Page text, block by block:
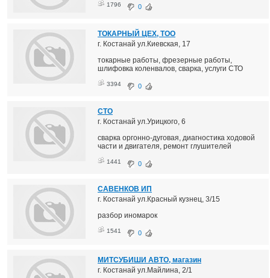
1796 0
ТОКАРНЫЙ ЦЕХ, ТОО
г. Костанай ул.Киевская, 17
токарные работы, фрезерные работы,
шлифовка коленвалов, сварка, услуги СТО
3394 0
СТО
г. Костанай ул.Урицкого, 6
сварка оргонно-дуговая, диагностика ходовой
части и двигателя, ремонт глушителей
1441 0
САВЕНКОВ ИП
г. Костанай ул.Красный кузнец, 3/15
разбор иномарок
1541 0
МИТСУБИШИ АВТО, магазин
г. Костанай ул.Майлина, 2/1